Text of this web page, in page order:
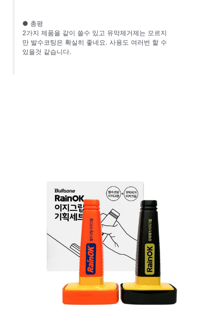
● 총평
2가지 제품을 같이 쓸수 있고 유막제거제는 모르지
만 발수코팅은 확실히 좋네요. 사용도 여러번 할 수
있을것 같습니다.